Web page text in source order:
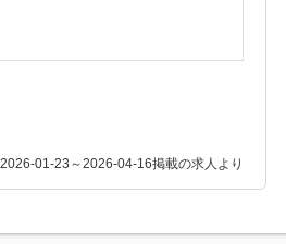
2026-01-23～2026-04-16掲載の求人より